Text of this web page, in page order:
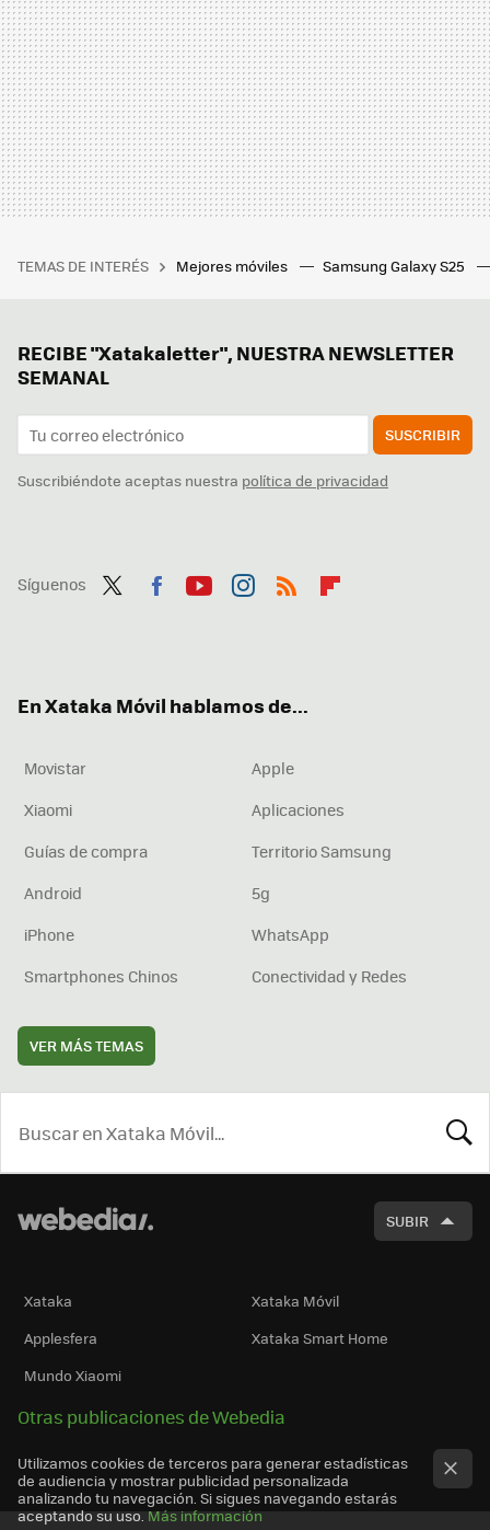
TEMAS DE INTERÉS Mejores móviles Samsung Galaxy S25
RECIBE "Xatakaletter", NUESTRA NEWSLETTER
SEMANAL
SUSCRIBIR
Suscribiéndote aceptas nuestra política de privacidad
Síguenos
En Xataka Móvil hablamos de...
Movistar
Apple
Xiaomi
Aplicaciones
Guías de compra
Territorio Samsung
Android
5g
iPhone
WhatsApp
Smartphones Chinos
Conectividad y Redes
VER MÁS TEMAS
SUBIR
Xataka
Xataka Móvil
Applesfera
Xataka Smart Home
Mundo Xiaomi
Otras publicaciones de Webedia
Utilizamos cookies de terceros para generar estadísticas
de audiencia y mostrar publicidad personalizada
analizando tu navegación. Si sigues navegando estarás
aceptando su uso. Más información